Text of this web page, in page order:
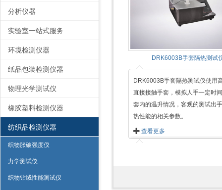
分析仪器
实验室一站式服务
环境检测仪器
纸品包装检测仪器
物理光学测试仪
橡胶塑料检测仪器
纺织品检测仪器
织物胀破强度仪
力学测试仪
织物钻绒性能测试仪
DRK6003B手套隔热测试
DRK6003B手套隔热测试仪使用
直接接触手套，模拟人手一定时
套内的温升情况，客观的测试出
热性能的相关参数。
查看更多